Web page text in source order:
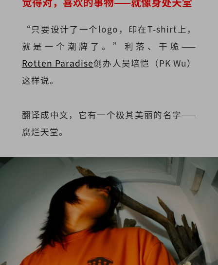
“只要设计了一个logo，印在T-shirt上，
就是一个潮牌了。”利落、干脆——
Rotten Paradise创办人吴培恺（PK Wu）
这样说。
翻译成中文，它有一个极其美丽的名字——
腐烂天堂。